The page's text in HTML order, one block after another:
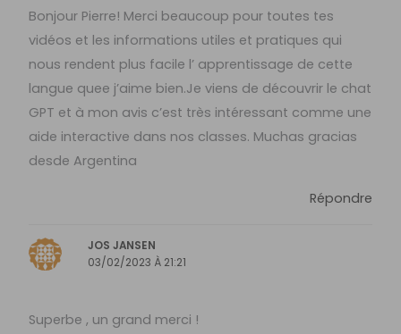
Bonjour Pierre! Merci beaucoup pour toutes tes
vidéos et les informations utiles et pratiques qui
nous rendent plus facile l’ apprentissage de cette
langue quee j’aime bien.Je viens de découvrir le chat
GPT et à mon avis c’est très intéressant comme une
aide interactive dans nos classes. Muchas gracias
desde Argentina
Répondre
JOS JANSEN
03/02/2023 À 21:21
Superbe , un grand merci !